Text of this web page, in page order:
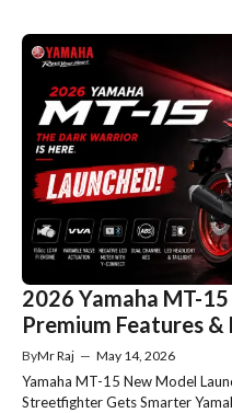
2026 Yamaha MT-
Premium Features
ByMr Raj — May 14, 2026
Yamaha MT-15 New Model
Streetfighter Gets Smarter